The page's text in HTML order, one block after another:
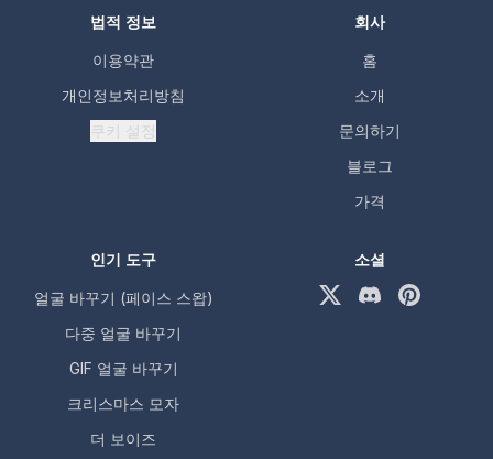
법적 정보
이용약관
개인정보처리방침
쿠키 설정
회사
홈
소개
문의하기
블로그
가격
인기 도구
얼굴 바꾸기 (페이스 스왑)
다중 얼굴 바꾸기
GIF 얼굴 바꾸기
크리스마스 모자
더 보이즈
소셜